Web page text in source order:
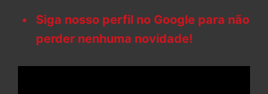
Siga nosso perfil no Google para não
perder nenhuma novidade!